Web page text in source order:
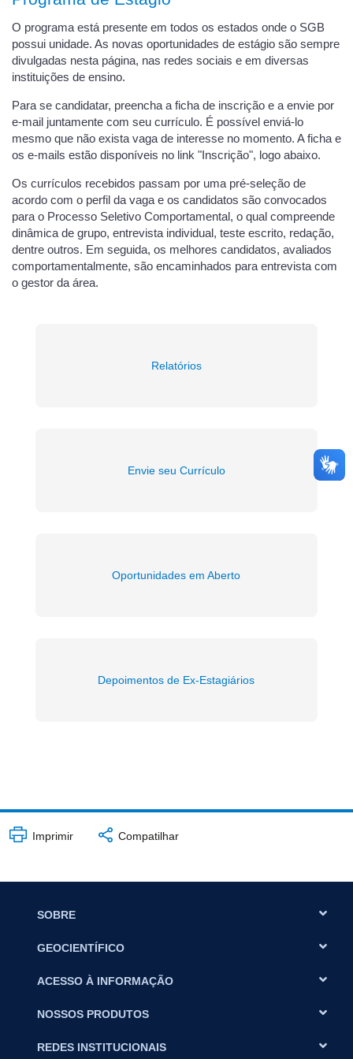
O programa está presente em todos os estados onde o SGB
possui unidade. As novas oportunidades de estágio são sempre
divulgadas nesta página, nas redes sociais e em diversas
instituições de ensino.
Para se candidatar, preencha a ficha de inscrição e a envie por
e-mail juntamente com seu currículo. É possível enviá-lo
mesmo que não exista vaga de interesse no momento. A ficha e
os e-mails estão disponíveis no link "Inscrição", logo abaixo.
Os currículos recebidos passam por uma pré-seleção de
acordo com o perfil da vaga e os candidatos são convocados
para o Processo Seletivo Comportamental, o qual compreende
dinâmica de grupo, entrevista individual, teste escrito, redação,
dentre outros. Em seguida, os melhores candidatos, avaliados
comportamentalmente, são encaminhados para entrevista com
o gestor da área.
Relatórios
Envie seu Currículo
Oportunidades em Aberto
Depoimentos de Ex-Estagiários
Imprimir Compatilhar
SOBRE
GEOCIENTÍFICO
ACESSO À INFORMAÇÃO
NOSSOS PRODUTOS
REDES INSTITUCIONAIS